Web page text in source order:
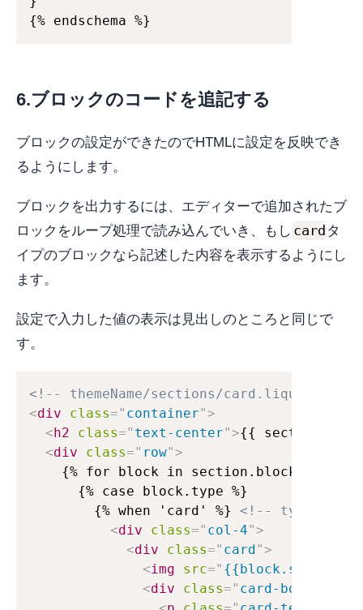
{% endschema %}
6.ブロックのコードを追記する
ブロックの設定ができたのでHTMLに設定を反映でき
るようにします。
ブロックを出力するには、エディターで追加されたブ
ロックをループ処理で読み込んでいき、もし card タ
イプのブロックなら記述した内容を表示するようにし
ます。
設定で入力した値の表示は見出しのところと同じで
す。
<!-- themeName/sections/card.liquid -->
<div class=" container">
< h2 class=" text-center">{{
<div class=" row">
    {% for block in section.blocks %}
      {% case block.type %}
        {% when 'card' %}
<!-- typeがcardな
<div class=" col-4">
<div class=" card ">
<img src="
<div class=" card-body